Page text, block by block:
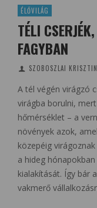
ÉLŐVILÁG
TÉLI
FAGYBAN
SZOBOSZLAI
A tél végén virágzó
virágba borulni,
hőmérséklet – a
növények azok,
közepéig
a hideg
kialakítását. Így bár
vakmerő